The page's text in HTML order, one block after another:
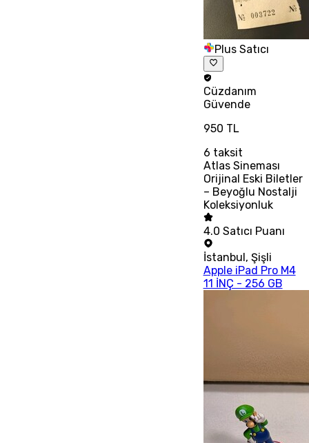
Plus Satıcı
Cüzdanım
Güvende
950 TL
6 taksit
Atlas Sineması
Orijinal Eski Biletler
– Beyoğlu Nostalji
Koleksiyonluk
4.0 Satıcı Puanı
İstanbul, Şişli
Apple iPad Pro M4
11 İNÇ - 256 GB